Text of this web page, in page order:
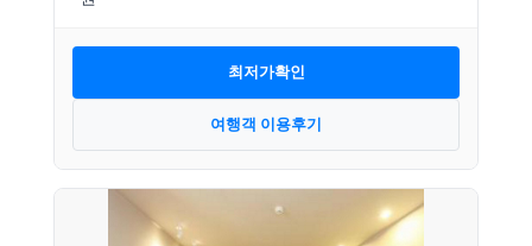
최저가확인
여행객 이용후기